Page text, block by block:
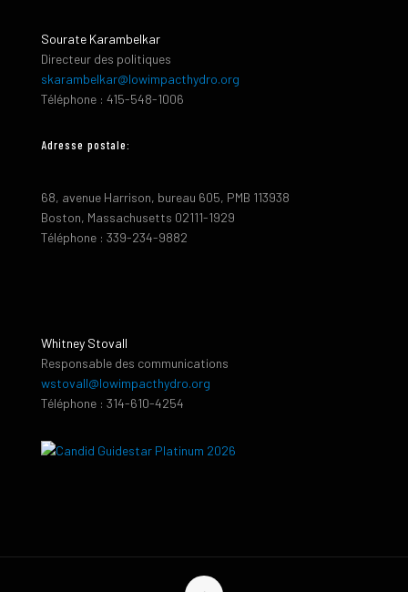
Sourate Karambelkar
Directeur des politiques
skarambelkar@lowimpacthydro.org
Téléphone : 415-548-1006
Adresse postale:
68, avenue Harrison, bureau 605, PMB 113938
Boston, Massachusetts 02111-1929
Téléphone : 339-234-9882
Whitney Stovall
Responsable des communications
wstovall@lowimpacthydro.org
Téléphone : 314-610-4254